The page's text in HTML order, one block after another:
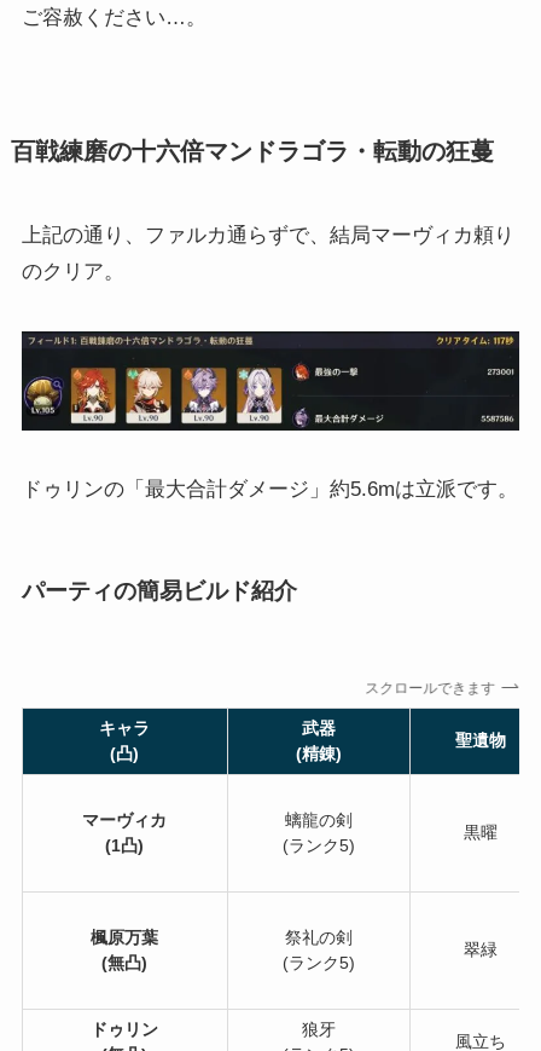
ご容赦ください…。
百戦練磨の十六倍マンドラゴラ・転動の狂蔓
上記の通り、ファルカ通らずで、結局マーヴィカ頼り
のクリア。
ドゥリンの「最大合計ダメージ」約5.6mは立派です。
パーティの簡易ビルド紹介
スクロールできます
キャラ
(凸)
武器
(精錬)
聖遺物
マーヴィカ
(1凸)
螭龍の剣
(ランク5)
黒曜
楓原万葉
(無凸)
祭礼の剣
(ランク5)
翠緑
ドゥリン
狼牙
風立ち